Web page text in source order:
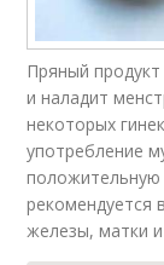
Пряный
и наладит
некоторых
употребление
положительную
рекомендуется
железы, матки